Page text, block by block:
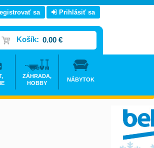
sa Prihlásiť sa
Košík: 0.00 €
ZÁHRADA,
HOBBY
NÁBYTOK